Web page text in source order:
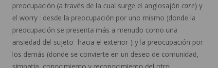
preocupación (a través de la cual surge el anglosajón care) y
el worry : desde la preocupación por uno mismo (donde la
preocupación se presenta más a menudo como una
ansiedad del sujeto -hacia el exterior-) y la preocupación por
los demás (donde se convierte en un deseo de comunidad,